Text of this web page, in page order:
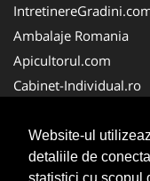
Website-ul
detaliile de
Ambalaje Romania
Apicultorul.com
Cabinet-Individual.ro
FirmaDeratizare.ro